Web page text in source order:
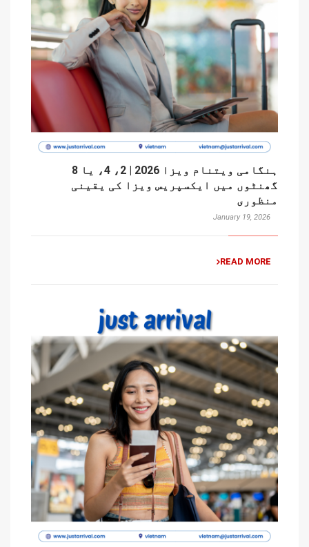
ہنگامی ویتنام ویزا 2026 | 2، 4، یا 8
گھنٹوں میں ایکسپریس ویزا کی یقینی
منظوری
January 19, 2026
READ MORE